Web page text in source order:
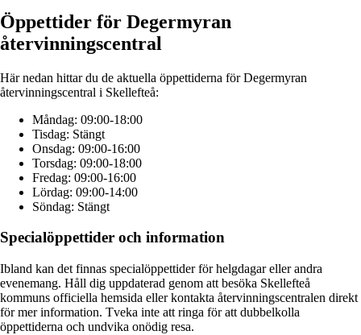
Öppettider för Degermyran
återvinningscentral
Här nedan hittar du de aktuella öppettiderna för Degermyran
återvinningscentral i Skellefteå:
Måndag: 09:00-18:00
Tisdag: Stängt
Onsdag: 09:00-16:00
Torsdag: 09:00-18:00
Fredag: 09:00-16:00
Lördag: 09:00-14:00
Söndag: Stängt
Specialöppettider och information
Ibland kan det finnas specialöppettider för helgdagar eller andra
evenemang. Håll dig uppdaterad genom att besöka Skellefteå
kommuns officiella hemsida eller kontakta återvinningscentralen direkt
för mer information. Tveka inte att ringa för att dubbelkolla
öppettiderna och undvika onödig resa.